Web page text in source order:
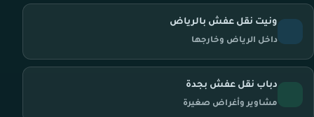
ونيت نقل عفش بالرياض
داخل الرياض وخارجها
دباب نقل عفش بجدة
مشاوير وأغراض صغيرة